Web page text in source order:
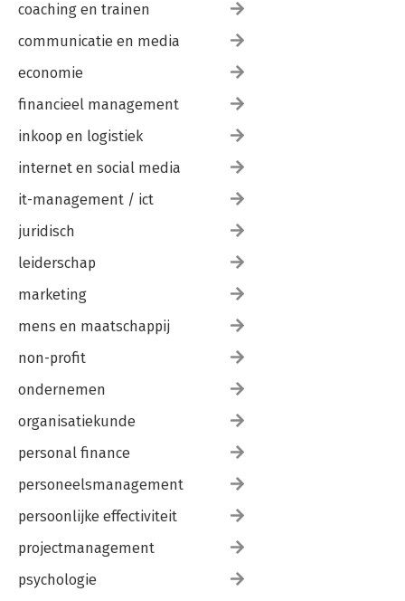
coaching en trainen
communicatie en media
economie
financieel management
inkoop en logistiek
internet en social media
it-management / ict
juridisch
leiderschap
marketing
mens en maatschappij
non-profit
ondernemen
organisatiekunde
personal finance
personeelsmanagement
persoonlijke effectiviteit
projectmanagement
psychologie